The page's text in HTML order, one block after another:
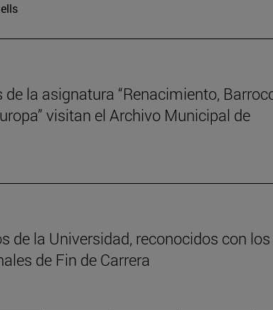
la asignatura “Renacimiento,
visitan el Archivo Municipal de
de la Universidad, reconocidos con los
de Fin de Carrera